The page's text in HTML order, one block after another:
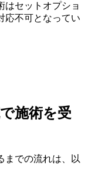
はセットオプショ
応不可となってい
施術を受
までの流れは、以